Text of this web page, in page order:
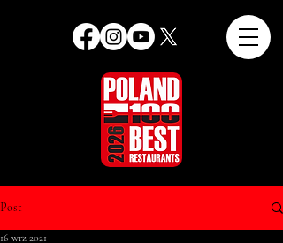
Post
16 wrz 2021